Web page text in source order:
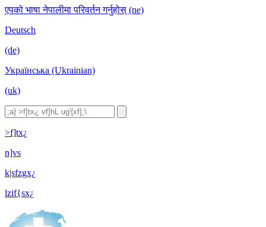
एपको भाषा नेपालीमा परिवर्तन गर्नुहोस् (ne)
Deutsch
(de)
Українська (Ukrainian)
(uk)
>f]tx¿
n]vs
k|sfzgx¿
lzif{sx¿